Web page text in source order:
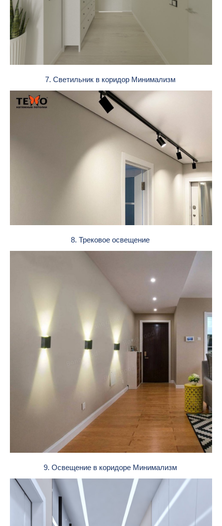
7. Светильник в коридор Минимализм
8. Трековое освещение
9. Освещение в коридоре Минимализм